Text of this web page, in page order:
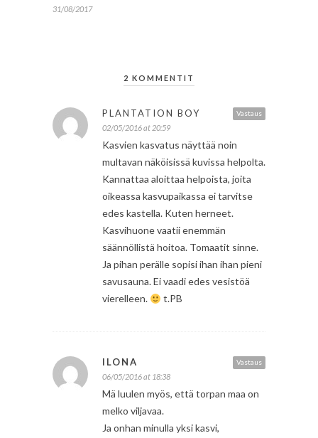
31/08/2017
2 KOMMENTIT
Vastaus
PLANTATION BOY
02/05/2016 at 20:59
Kasvien kasvatus näyttää noin
multavan näköisissä kuvissa helpolta.
Kannattaa aloittaa helpoista, joita
oikeassa kasvupaikassa ei tarvitse
edes kastella. Kuten herneet.
Kasvihuone vaatii enemmän
säännöllistä hoitoa. Tomaatit sinne.
Ja pihan perälle sopisi ihan ihan pieni
savusauna. Ei vaadi edes vesistöä
vierelleen.
t.PB
Vastaus
ILONA
06/05/2016 at 18:38
Mä luulen myös, että torpan maa on
melko viljavaa.
Ja onhan minulla yksi kasvi,